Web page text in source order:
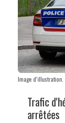
Image
Trafic
arrêtées